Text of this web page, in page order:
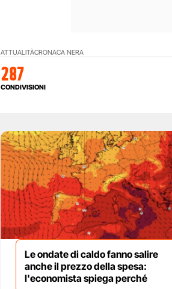
ATTUALITÀCRONACA NERA
287
CONDIVISIONI
Le ondate di caldo fanno salire
anche il prezzo della spesa:
l'economista spiega perché